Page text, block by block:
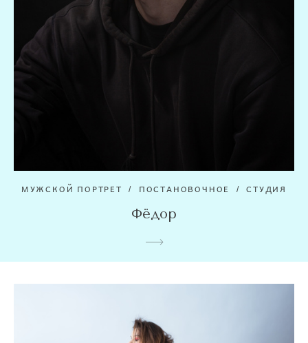
МУЖСКОЙ ПОРТРЕТ ПОСТАНОВОЧНОЕ СТУДИЯ
Фёдор